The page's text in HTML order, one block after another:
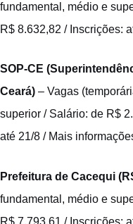
fundamental, médio e
R$ 8.632,82 / Inscrições:
SOP-CE
Ceará) – Vagas
superior / Salário: de R$
até 21/8 / Mais
Prefeitura de Cacequi
fundamental, médio e
R$ 7.793,61 / Inscrições: